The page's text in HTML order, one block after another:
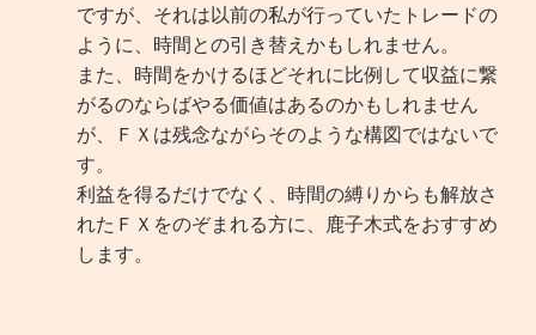
ですが、それは以前の私が行っていたトレードの
ように、時間との引き替えかもしれません。
また、時間をかけるほどそれに比例して収益に繋
がるのならばやる価値はあるのかもしれません
が、ＦＸは残念ながらそのような構図ではないで
す。
利益を得るだけでなく、時間の縛りからも解放さ
れたＦＸをのぞまれる方に、鹿子木式をおすすめ
します。